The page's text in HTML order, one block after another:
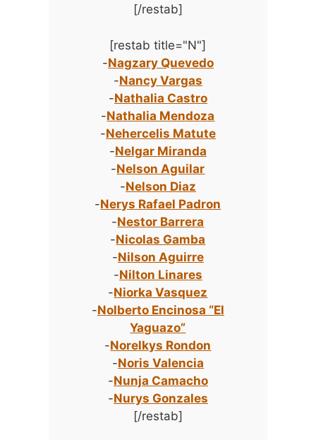
[/restab]
[restab title="N"]
-Nagzary Quevedo
-Nancy Vargas
-Nathalia Castro
-Nathalia Mendoza
-Nehercelis Matute
-Nelgar Miranda
-Nelson Aguilar
-Nelson Diaz
-Nerys Rafael Padron
-Nestor Barrera
-Nicolas Gamba
-Nilson Aguirre
-Nilton Linares
-Niorka Vasquez
-Nolberto Encinosa “El
Yaguazo”
-Norelkys Rondon
-Noris Valencia
-Nunja Camacho
-Nurys Gonzales
[/restab]